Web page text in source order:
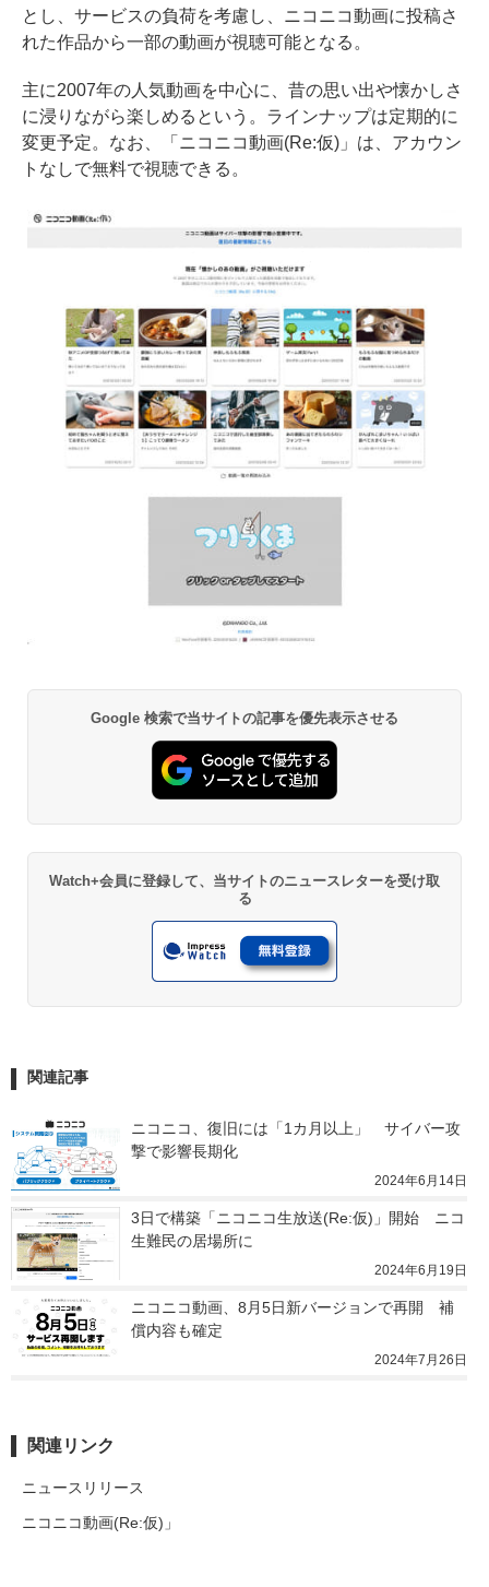
とし、サービスの負荷を考慮し、ニコニコ動画に投稿さ
れた作品から一部の動画が視聴可能となる。
主に2007年の人気動画を中心に、昔の思い出や懐かしさ
に浸りながら楽しめるという。ラインナップは定期的に
変更予定。なお、「ニコニコ動画(Re:仮)」は、アカウン
トなしで無料で視聴できる。
Google 検索で当サイトの記事を優先表示させる
Watch+会員に登録して、当サイトのニュースレターを受け取
る
関連記事
ニコニコ、復旧には「1カ月以上」　サイバー攻
撃で影響長期化
2024年6月14日
3日で構築「ニコニコ生放送(Re:仮)」開始　ニコ
生難民の居場所に
2024年6月19日
ニコニコ動画、8月5日新バージョンで再開　補
償内容も確定
2024年7月26日
関連リンク
ニュースリリース
ニコニコ動画(Re:仮)」